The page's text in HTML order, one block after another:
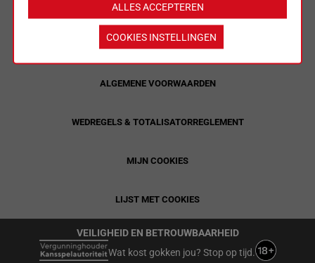
VERANTWOORD WEDDEN & PRIVACYVERKLARING
ALGEMENE VOORWAARDEN
WEDREGELS & TOTALISATORREGLEMENT
MIJN COOKIES
LIJST MET COOKIES
VEILIGHEID EN BETROUWBAARHEID
Wat kost gokken jou? Stop op tijd.
ALLES ACCEPTEREN
COOKIES INSTELLINGEN